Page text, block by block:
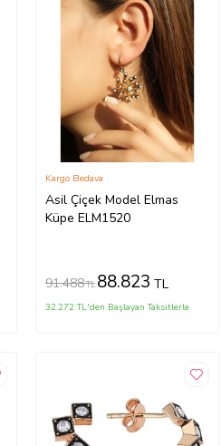
Asil Çiçek Model Elmas
Küpe ELM1520
Kargo Bedava
91.488TL 88.823 TL
32.272 TL'den Başlayan Taksitlerle